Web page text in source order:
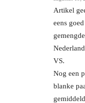
Artikel
eens
VS.
Nog een
blanke